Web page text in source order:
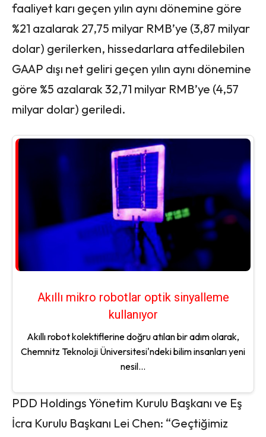
faaliyet karı geçen yılın aynı dönemine göre
%21 azalarak 27,75 milyar RMB’ye (3,87 milyar
dolar) gerilerken, hissedarlara atfedilebilen
GAAP dışı net geliri geçen yılın aynı dönemine
göre %5 azalarak 32,71 milyar RMB’ye (4,57
milyar dolar) geriledi.
Akıllı mikro robotlar optik sinyalleme
kullanıyor
Akıllı robot kolektiflerine doğru atılan bir adım olarak,
Chemnitz Teknoloji Üniversitesi'ndeki bilim insanları yeni
nesil...
PDD Holdings Yönetim Kurulu Başkanı ve Eş
İcra Kurulu Başkanı Lei Chen: “Geçtiğimiz